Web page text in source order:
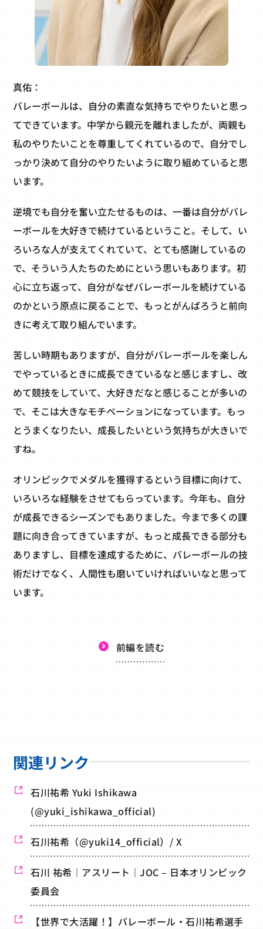
真佑：
バレーボールは、自分の素直な気持ちでやりたいと思っ
てできています。中学から親元を離れましたが、両親も
私のやりたいことを尊重してくれているので、自分でし
っかり決めて自分のやりたいように取り組めていると思
います。
逆境でも自分を奮い立たせるものは、一番は自分がバレ
ーボールを大好きで続けているということ。そして、い
ろいろな人が支えてくれていて、とても感謝しているの
で、そういう人たちのためにという思いもあります。初
心に立ち返って、自分がなぜバレーボールを続けている
のかという原点に戻ることで、もっとがんばろうと前向
きに考えて取り組んでいます。
苦しい時期もありますが、自分がバレーボールを楽しん
でやっているときに成長できているなと感じますし、改
めて競技をしていて、大好きだなと感じることが多いの
で、そこは大きなモチベーションになっています。もっ
とうまくなりたい、成長したいという気持ちが大きいで
すね。
オリンピックでメダルを獲得するという目標に向けて、
いろいろな経験をさせてもらっています。今年も、自分
が成長できるシーズンでもありました。今まで多くの課
題に向き合ってきていますが、もっと成長できる部分も
ありますし、目標を達成するために、バレーボールの技
術だけでなく、人間性も磨いていければいいなと思って
います。
前編を読む
関連リンク
石川祐希 Yuki Ishikawa
(@yuki_ishikawa_official)
石川祐希（@yuki14_official）/ X
石川 祐希｜アスリート｜JOC – 日本オリンピック
委員会
【世界で大活躍！】バレーボール・石川祐希選手